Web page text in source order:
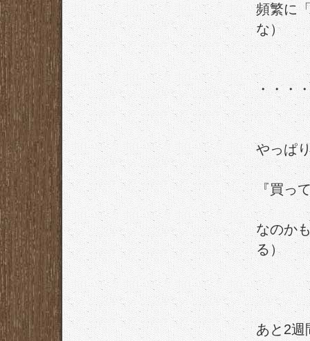
頻繁に
な）
・・・
やっぱ
『買っ
なのか
る）
あと2週